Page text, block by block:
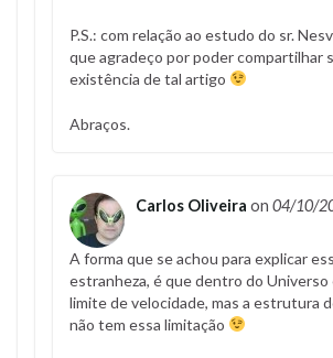
P.S.: com relação ao estudo do sr.
que agradeço por poder compartilhar
existência de tal artigo
Abraços.
Carlos Oliveira on 04/10/
A forma que se achou para explicar
estranheza, é que dentro do Universo
limite de velocidade, mas a estrutura
não tem essa limitação